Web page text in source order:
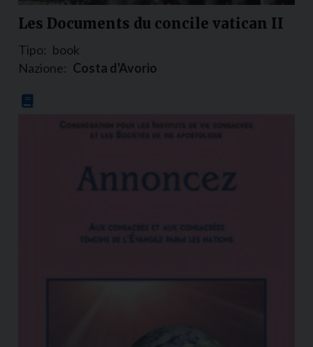
Les Documents du concile vatican II
Tipo: book
Nazione: Costa d'Avorio